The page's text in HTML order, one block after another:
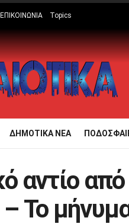
ΕΠΙΚΟΙΝΩΝΙΑ Topics
ΔΗΜΟΤΙΚΑ ΝΕΑ
αντίο
Το